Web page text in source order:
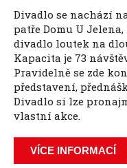
Divadlo se nachází
patře Domu U
divadlo loutek na
Kapacita je 73
Pravidelně se zde
představení,
Divadlo si lze
vlastní akce.
VÍCE INFORMACÍ